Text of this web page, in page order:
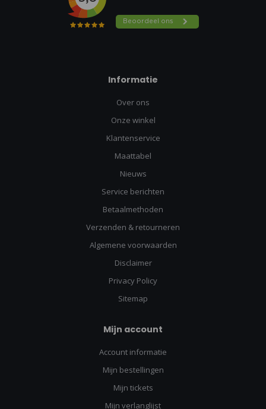
Informatie
Over ons
Onze winkel
Klantenservice
Maattabel
Nieuws
Service berichten
Betaalmethoden
Verzenden & retourneren
Algemene voorwaarden
Disclaimer
Privacy Policy
Sitemap
Mijn account
Account informatie
Mijn bestellingen
Mijn tickets
Mijn verlanglijst